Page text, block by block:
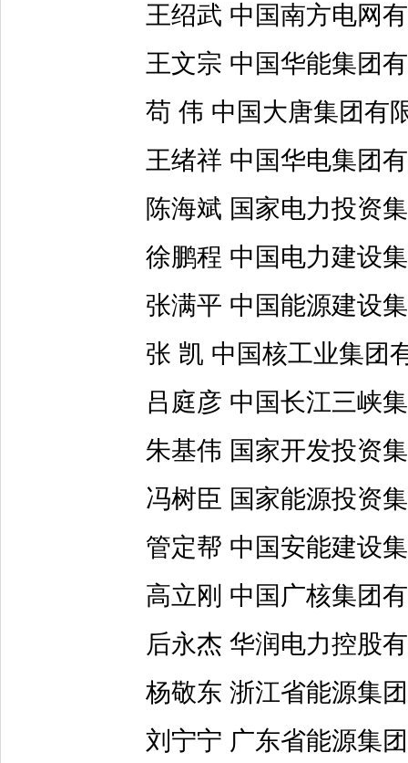
王绍武 中国南方电网有
王文宗 中国华能集团有
苟 伟 中国大唐集团有
王绪祥 中国华电集团有
陈海斌 国家电力投资集
徐鹏程 中国电力建设集
张满平 中国能源建设集
张 凯 中国核工业集团
吕庭彦 中国长江三峡集
朱基伟 国家开发投资集
冯树臣 国家能源投资集
管定帮 中国安能建设集
高立刚 中国广核集团有
后永杰 华润电力控股有
杨敬东 浙江省能源集团
刘宁宁 广东省能源集团